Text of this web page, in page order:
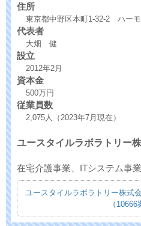
住所
東京都中野区本町1-32-2 ハー
代表者
大畑 健
設立
2012年2月
資本金
500万円
従業員数
2,075人（2023年7月現在）
ユースタイルラボラトリー
在宅介護事業、ITシステム事業
ユースタイルラボラトリー株式
（10666